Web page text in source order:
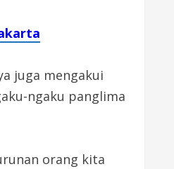
juga mengakui
ngaku panglima
orang kita